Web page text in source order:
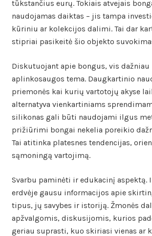
tūkstančius eurų. Tokiais atvejais
naudojamas daiktas – jis tampa
kūriniu ar kolekcijos dalimi. Tai dar
stipriai pasikeitė šio objekto
Diskutuojant apie bongus, vis
aplinkosaugos tema. Daugkartinio
priemonės kai kurių vartotojų akyse
alternatyva vienkartiniams
silikonas gali būti naudojami ilgus
prižiūrimi bongai nekelia poreikio
Tai atitinka platesnes tendencijas,
sąmoningą vartojimą.
Svarbu paminėti ir edukacinį aspektą.
erdvėje gausu informacijos apie
tipus, jų savybes ir istoriją. Žmonės
apžvalgomis, diskusijomis, kurios
geriau suprasti, kuo skiriasi vienas ar